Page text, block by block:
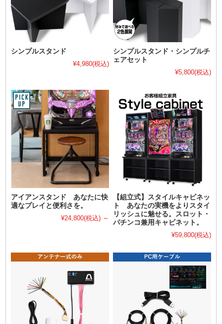
シンプルスタンド
¥4,980(税込)
シンプルスタンド・シンプルチ
ェアセット
¥5,800(税込)
アイアンスタンド あなたに快
適なプレイと便利さを。
¥24,800(税込) ～
【組立式】スタイルキャビネッ
ト あなたの実機をよりスタイ
リッシュに魅せる。スロット・
パチンコ兼用キャビネット。
¥59,800(税込)